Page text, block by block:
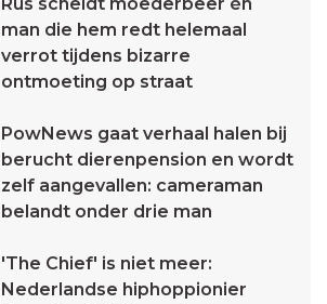
man die hem redt helemaal
verrot tijdens bizarre
ontmoeting op straat
PowNews gaat verhaal halen bij
berucht dierenpension en wordt
zelf aangevallen: cameraman
belandt onder drie man
'The Chief' is niet meer:
Nederlandse hiphoppionier